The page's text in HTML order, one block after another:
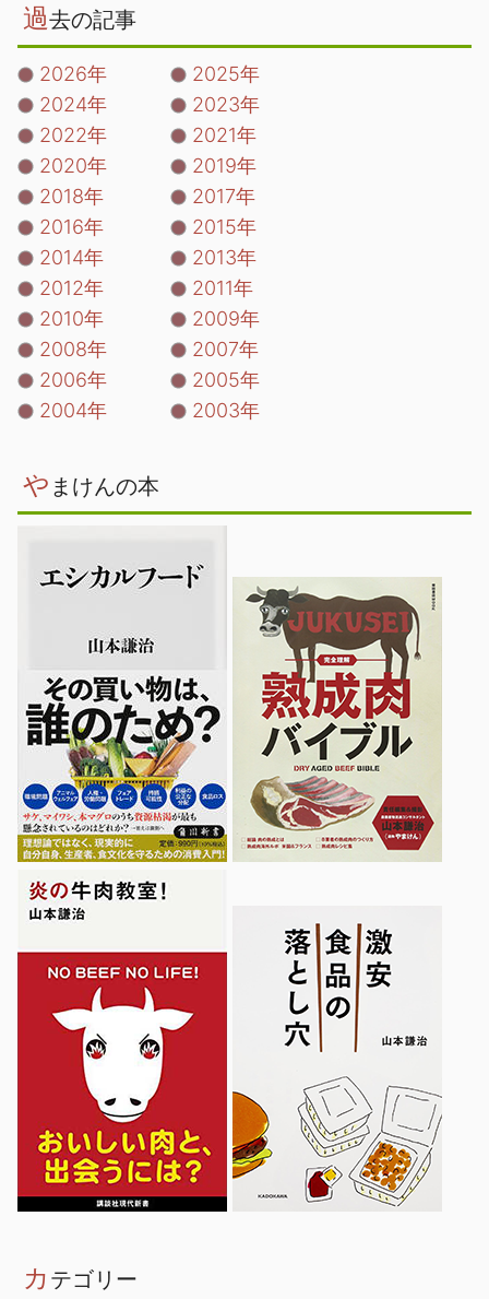
過去の記事
2026年
2025年
2024年
2023年
2022年
2021年
2020年
2019年
2018年
2017年
2016年
2015年
2014年
2013年
2012年
2011年
2010年
2009年
2008年
2007年
2006年
2005年
2004年
2003年
や まけんの本
カ テゴリー